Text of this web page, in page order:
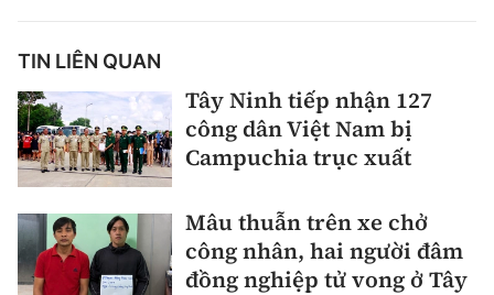
TIN LIÊN QUAN
Tây Ninh tiếp nhận 127
công dân Việt Nam bị
Campuchia trục xuất
Mâu thuẫn trên xe chở
công nhân, hai người đâm
đồng nghiệp tử vong ở Tây